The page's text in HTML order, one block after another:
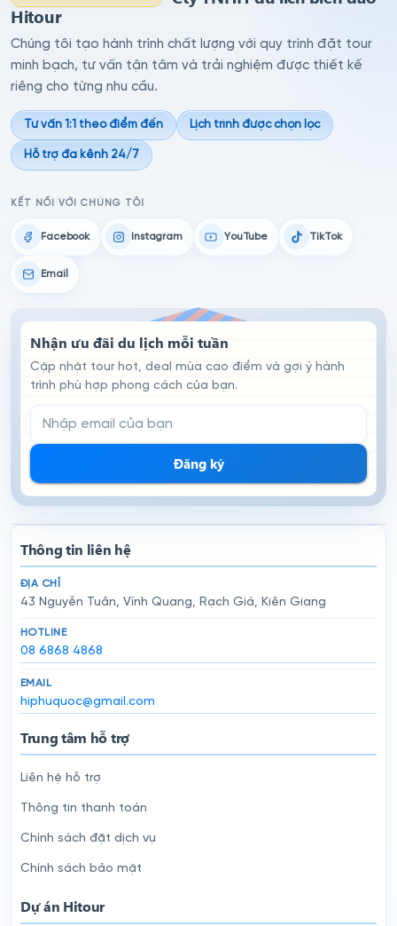
Hitour
Chúng tôi tạo hành trình chất lượng với quy trình đặt tour
minh bạch, tư vấn tận tâm và trải nghiệm được thiết kế
riêng cho từng nhu cầu.
Tư vấn 1:1 theo điểm đến Lịch trình được chọn lọc
Hỗ trợ đa kênh 24/7
KẾT NỐI VỚI CHÚNG TÔI
Facebook Instagram YouTube TikTok
Email
Nhận ưu đãi du lịch mỗi tuần
Cập nhật tour hot, deal mùa cao điểm và gợi ý hành
trình phù hợp phong cách của bạn.
Email đăng ký nhận tin
Đăng ký
Thông tin liên hệ
ĐỊA CHỈ
43 Nguyễn Tuân, Vĩnh Quang, Rạch Giá, Kiên Giang
HOTLINE
08 6868 4868
EMAIL
hiphuquoc@gmail.com
Trung tâm hỗ trợ
Liên hệ hỗ trợ
Thông tin thanh toán
Chính sách đặt dịch vụ
Chính sách bảo mật
Dự án Hitour